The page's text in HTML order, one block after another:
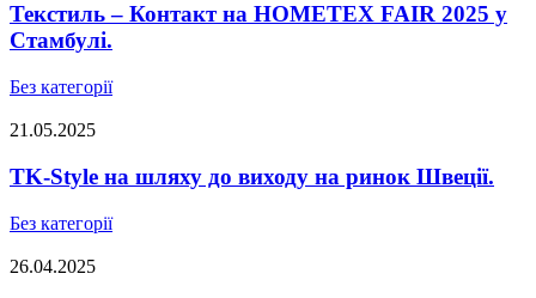
Текстиль – Контакт на HOMETEX FAIR 2025 у
Стамбулі.
Без категорії
21.05.2025
TK-Style на шляху до виходу на ринок Швеції.
Без категорії
26.04.2025